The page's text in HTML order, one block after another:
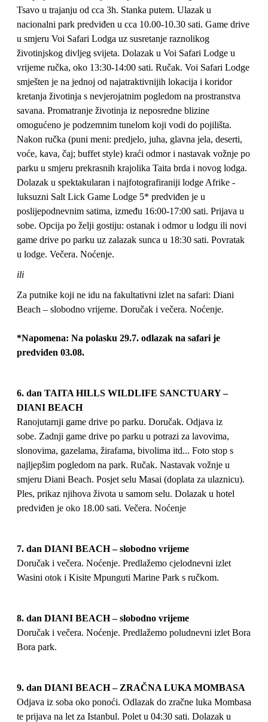
Tsavo u trajanju od cca 3h. Stanka putem. Ulazak u
nacionalni park predviđen u cca 10.00-10.30 sati. Game drive
u smjeru Voi Safari Lodga uz susretanje raznolikog
životinjskog divljeg svijeta. Dolazak u Voi Safari Lodge u
vrijeme ručka, oko 13:30-14:00 sati. Ručak. Voi Safari Lodge
smješten je na jednoj od najatraktivnijih lokacija i koridor
kretanja životinja s nevjerojatnim pogledom na prostranstva
savana. Promatranje životinja iz neposredne blizine
omogućeno je podzemnim tunelom koji vodi do pojilišta.
Nakon ručka (puni meni: predjelo, juha, glavna jela, deserti,
voće, kava, čaj; buffet style) kraći odmor i nastavak vožnje po
parku u smjeru prekrasnih krajolika Taita brda i novog lodga.
Dolazak u spektakularan i najfotografiraniji lodge Afrike -
luksuzni Salt Lick Game Lodge 5* predviđen je u
poslijepodnevnim satima, između 16:00-17:00 sati. Prijava u
sobe. Opcija po želji gostiju: ostanak i odmor u lodgu ili novi
game drive po parku uz zalazak sunca u 18:30 sati. Povratak
u lodge. Večera. Noćenje.
ili
Za putnike koji ne idu na fakultativni izlet na safari: Diani
Beach – slobodno vrijeme. Doručak i večera. Noćenje.
*Napomena: Na polasku 29.7. odlazak na safari je
predviđen 03.08.
6. dan TAITA HILLS WILDLIFE SANCTUARY –
DIANI BEACH
Ranojutarnji game drive po parku. Doručak. Odjava iz
sobe. Zadnji game drive po parku u potrazi za lavovima,
slonovima, gazelama, žirafama, bivolima itd... Foto stop s
najljepšim pogledom na park. Ručak. Nastavak vožnje u
smjeru Diani Beach. Posjet selu Masai (doplata za ulaznicu).
Ples, prikaz njihova života u samom selu. Dolazak u hotel
predviđen je oko 18.00 sati. Večera. Noćenje
7. dan DIANI BEACH – slobodno vrijeme
Doručak i večera. Noćenje. Predlažemo cjelodnevni izlet
Wasini otok i Kisite Mpunguti Marine Park s ručkom.
8. dan DIANI BEACH – slobodno vrijeme
Doručak i večera. Noćenje. Predlažemo poludnevni izlet Bora
Bora park.
9. dan DIANI BEACH – ZRAČNA LUKA MOMBASA
Odjava iz soba oko ponoći. Odlazak do zračne luka Mombasa
te prijava na let za Istanbul. Polet u 04:30 sati. Dolazak u